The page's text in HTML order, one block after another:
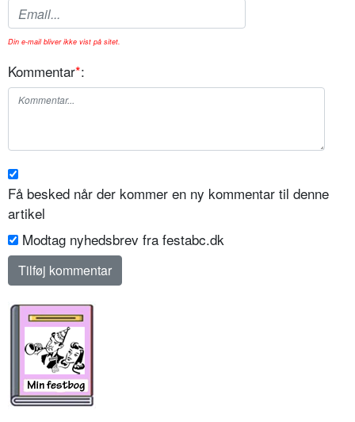
Din e-mail bliver ikke vist på sitet.
Kommentar*:
Få besked når der kommer en ny kommentar til denne
artikel
Modtag nyhedsbrev fra festabc.dk